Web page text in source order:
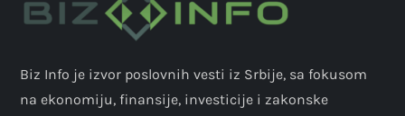
Biz Info je izvor poslovnih vesti iz Srbije, sa fokusom
na ekonomiju, finansije, investicije i zakonske